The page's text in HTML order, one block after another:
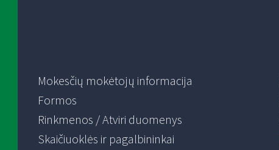
Mokesčių mokėtojų informacija
Formos
Rinkmenos / Atviri duomenys
Skaičiuoklės ir pagalbininkai